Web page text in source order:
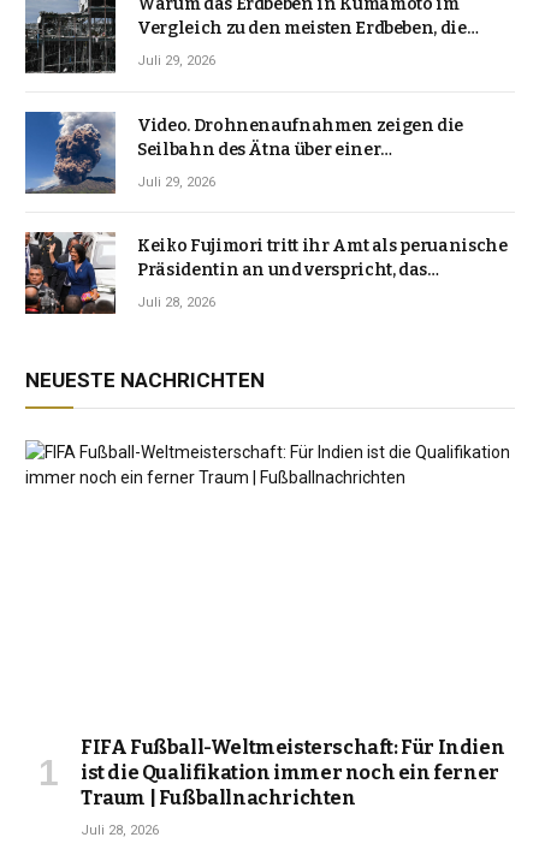
Warum das Erdbeben in Kumamoto im
Vergleich zu den meisten Erdbeben, die
Japan erschütterten, ungewöhnlich ist
Juli 29, 2026
Video. Drohnenaufnahmen zeigen die
Seilbahn des Ätna über einer
Vulkanlandschaft
Juli 29, 2026
Keiko Fujimori tritt ihr Amt als peruanische
Präsidentin an und verspricht, das
Jahrzehnt der Instabilität zu beenden
Juli 28, 2026
NEUESTE NACHRICHTEN
FIFA Fußball-Weltmeisterschaft: Für Indien
ist die Qualifikation immer noch ein ferner
Traum | Fußballnachrichten
Juli 28, 2026